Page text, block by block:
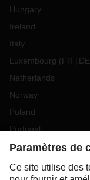
Hungary
Ireland
Italy
Luxembourg (FR DE
Netherlands
Norway
Poland
Portugal
Romania
Slovakia